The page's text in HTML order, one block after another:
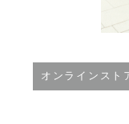
オンラインスト